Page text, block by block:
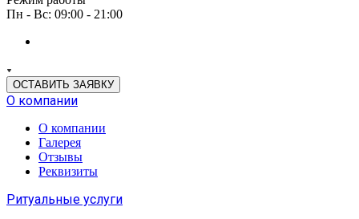
Пн - Вс: 09:00 - 21:00
ОСТАВИТЬ ЗАЯВКУ
О компании
О компании
Галерея
Отзывы
Реквизиты
Ритуальные услуги